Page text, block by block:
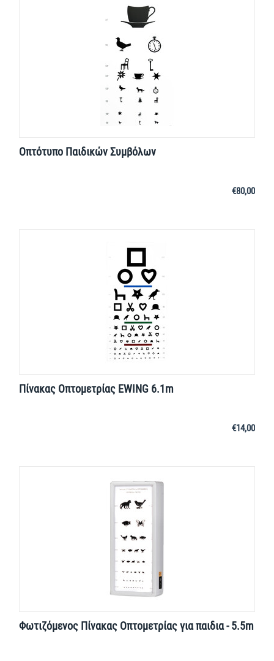
Οπτότυπο Παιδικών Συμβόλων
€80,00
Πίνακας Οπτομετρίας EWING 6.1m
€14,00
Φωτιζόμενος Πίνακας Οπτομετρίας για παιδια - 5.5m